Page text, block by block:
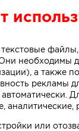
необходимы
а также
рекламы
или